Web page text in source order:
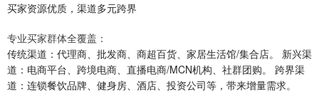
买家资源优质，渠道多元跨界
专业买家群体全覆盖：
传统渠道：代理商、批发商、商超百货、家居生活馆/集合店。 新兴渠
道：电商平台、跨境电商、直播电商/MCN机构、社群团购。 跨界渠
道：连锁餐饮品牌、健身房、酒店、投资公司等，带来增量需求。